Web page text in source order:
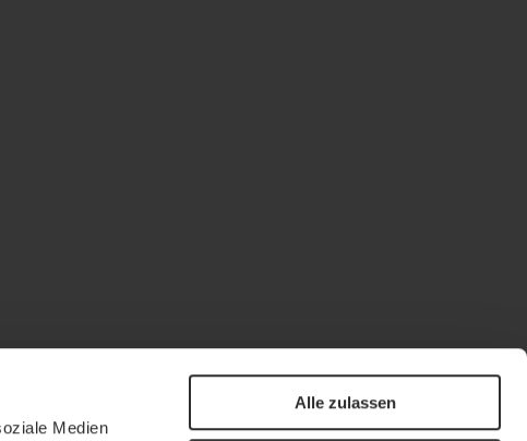
Medien
Alle zulassen